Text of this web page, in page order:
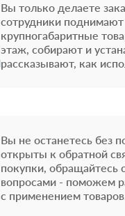
Вы только делаете
сотрудники поднимают
крупногабаритные
этаж, собирают и
рассказывают, как
Вы не останетесь без
открыты к обратной
покупки, обращайтесь с
вопросами - поможем
с применением